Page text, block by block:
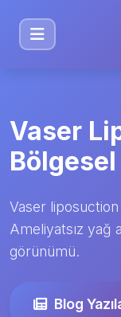
Vaser
Vaser
Ameliyatsız yağ
görünümü.
Blog